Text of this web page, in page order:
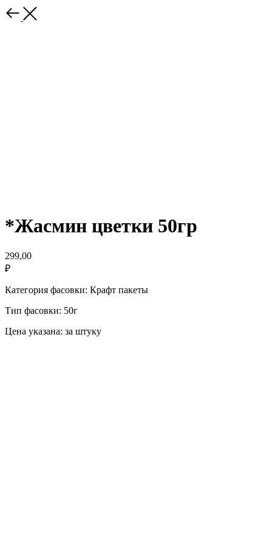
*Жасмин цветки 50гр
299,00
₽
Категория фасовки: Крафт пакеты
Тип фасовки: 50г
Цена указана: за штуку